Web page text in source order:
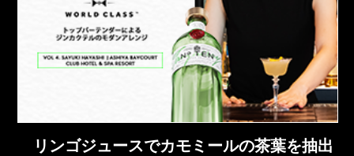
リンゴジュースでカモミールの茶葉を抽出